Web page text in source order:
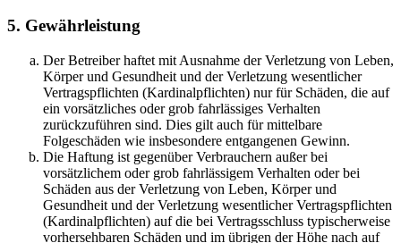
5. Gewährleistung
Der Betreiber haftet mit Ausnahme der Verletzung von Leben,
Körper und Gesundheit und der Verletzung wesentlicher
Vertragspflichten (Kardinalpflichten) nur für Schäden, die auf
ein vorsätzliches oder grob fahrlässiges Verhalten
zurückzuführen sind. Dies gilt auch für mittelbare
Folgeschäden wie insbesondere entgangenen Gewinn.
Die Haftung ist gegenüber Verbrauchern außer bei
vorsätzlichem oder grob fahrlässigem Verhalten oder bei
Schäden aus der Verletzung von Leben, Körper und
Gesundheit und der Verletzung wesentlicher Vertragspflichten
(Kardinalpflichten) auf die bei Vertragsschluss typischerweise
vorhersehbaren Schäden und im übrigen der Höhe nach auf